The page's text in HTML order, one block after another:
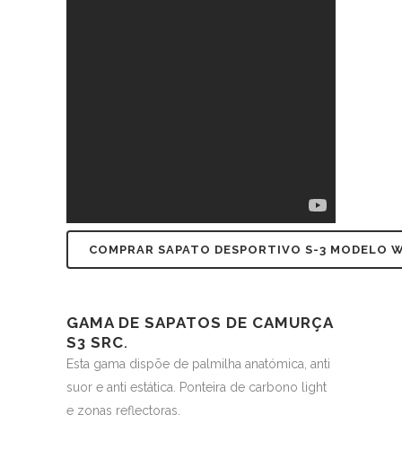
COMPRAR SAPATO DESPORTIVO S-3 MODELO
GAMA DE SAPATOS DE CAMURÇA
S3 SRC.
Esta gama dispõe de palmilha anatómica, anti
suor e anti estática. Ponteira de carbono light
e zonas reflectoras.